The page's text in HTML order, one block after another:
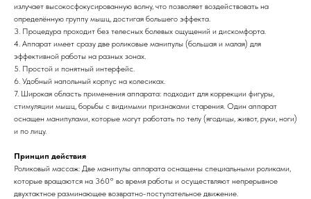
излучает высокосфокусированную волну, что позволяет воздействовать на
определённую группу мышц, достигая большего эффекта.
3. Процедура проходит без телесных болевых ощущений и дискомфорта.
4. Аппарат имеет сразу две роликовые манипулы (большая и малая) для
эффективной работы на разных зонах.
5. Простой и понятный интерфейс.
6. Удобный напольный корпус на колесиках.
7. Широкая область применения аппарата: подходит для коррекции фигуры,
стимуляции мышц, борьбы с видимыми признаками старения. Один аппарат
оснащен манипулами, которые могут работать по телу (ягодицы, живот, руки, ноги)
и по лицу.
Принцип действия
Роликовый массаж: Две манипулы аппарата оснащены специальными роликами,
которые вращаются на 360° во время работы и осуществляют непрерывное
двухтактное разминающее возвратно-поступательное движение.